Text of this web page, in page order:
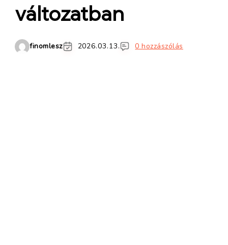
változatban
finomlesz 2026.03.13. 0 hozzászólás